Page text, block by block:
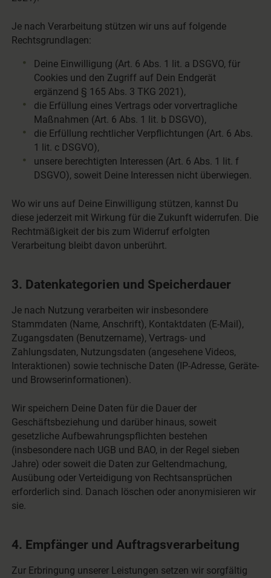
Je nach Verarbeitung stützen wir uns auf folgende
Rechtsgrundlagen:
Deine Einwilligung (Art. 6 Abs. 1 lit. a DSGVO, für
Cookies und den Zugriff auf Dein Endgerät
ergänzend § 165 Abs. 3 TKG 2021),
die Erfüllung eines Vertrags oder vorvertragliche
Maßnahmen (Art. 6 Abs. 1 lit. b DSGVO),
die Erfüllung rechtlicher Verpflichtungen (Art. 6 Abs.
1 lit. c DSGVO),
unsere berechtigten Interessen (Art. 6 Abs. 1 lit. f
DSGVO), soweit Deine Interessen nicht überwiegen.
Wo wir uns auf Deine Einwilligung stützen, kannst Du
diese jederzeit mit Wirkung für die Zukunft widerrufen. Die
Rechtmäßigkeit der bis zum Widerruf erfolgten
Verarbeitung bleibt davon unberührt.
3. Datenkategorien und Speicherdauer
Je nach Nutzung verarbeiten wir insbesondere
Stammdaten (Name, Anschrift), Kontaktdaten (E-Mail),
Zugangsdaten (Benutzername), Vertrags- und
Zahlungsdaten, Nutzungsdaten (angesehene Videos,
Interaktionen) sowie technische Daten (IP-Adresse, Geräte-
und Browserinformationen).
Wir speichern Deine Daten für die Dauer der
Geschäftsbeziehung und darüber hinaus, soweit
gesetzliche Aufbewahrungspflichten bestehen
(insbesondere nach UGB und BAO, in der Regel sieben
Jahre) oder soweit die Daten zur Geltendmachung,
Ausübung oder Verteidigung von Rechtsansprüchen
erforderlich sind. Danach löschen oder anonymisieren wir
sie.
4. Empfänger und Auftragsverarbeitung
Zur Erbringung unserer Leistungen setzen wir sorgfältig